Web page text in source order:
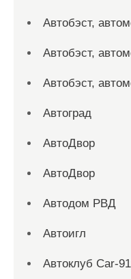
Автобэст,
Автобэст,
Автобэст,
Автоград
АвтоДвор
АвтоДвор
Автодом РВД
Автоигл
Автоклуб Car-